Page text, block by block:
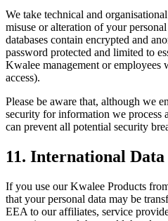
We take technical and
misuse or alteration of your
databases contain encrypted and
password protected and limited to
Kwalee management or employees
access).
Please be aware that, although we
security for information we process
can prevent all potential security
11. International
If you use our Kwalee Products
that your personal data may be
EEA to our affiliates, service